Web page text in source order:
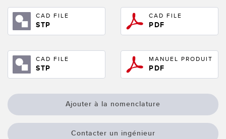
Capteurs de vibrations
ACCESSOIRES
ACCESSORIES
Câbles
CAD FILE
STP
CAD FILE
PDF
CAD FILE
STP
MANUEL PRODUIT
PDF
Ajouter à la nomenclature
Contacter un ingénieur